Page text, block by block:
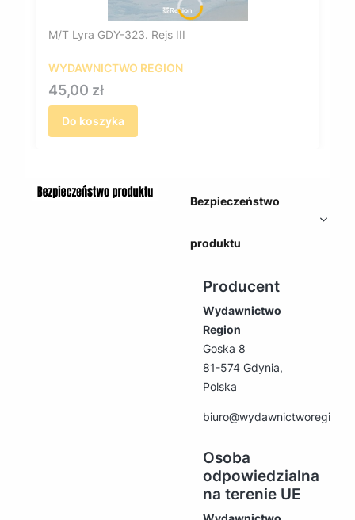
M/T Lyra GDY-323. Rejs III
WYDAWNICTWO REGION
Cena
45,00 zł
Do koszyka
Bezpieczeństwo
produktu
Producent
Wydawnictwo
Region
Goska 8
81-574 Gdynia,
Polska
biuro@wydawnictworegion.pl
Osoba
odpowiedzialna
na terenie UE